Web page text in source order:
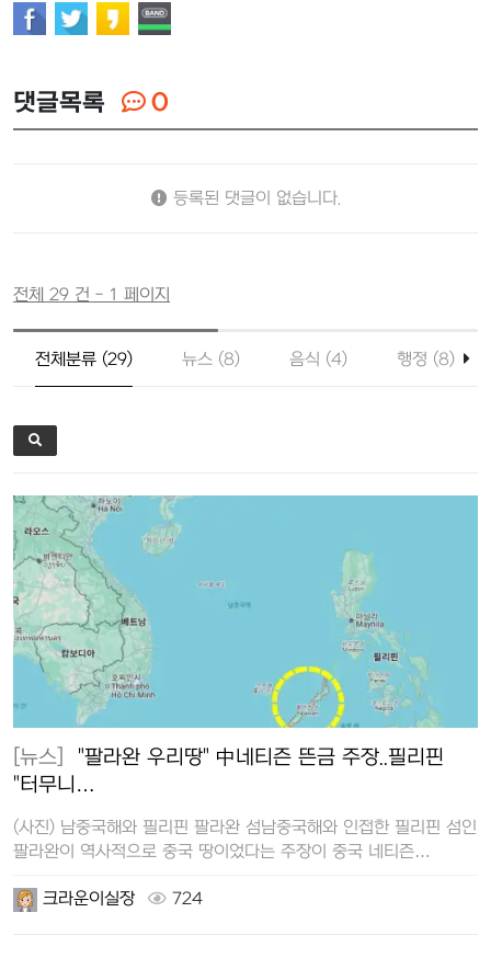
댓글목록 0
등록된 댓글이 없습니다.
전체 29 건 - 1 페이지
전체분류 (29) 뉴스 (8) 음식 (4) 행정 (8)
[뉴스]
"터무니…
(사진) 남중국해와 필리핀 팔라완 섬남중국해와 인접한 필리핀 섬인
팔라완이 역사적으로 중국 땅이었다는 주장이 중국 네티즌
크라운이실장
724